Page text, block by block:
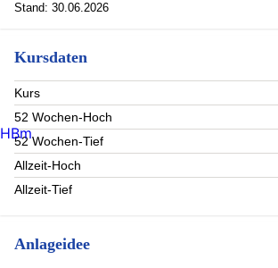
VICI PPTYS INC (3.98%)
LAMAR ADVERTISING CO-A (3.77%)
Stand: 30.06.2026
Kursdaten
Kurs
52 Wochen-Hoch
52 Wochen-Tief
Allzeit-Hoch
Allzeit-Tief
Anlageidee
HBm